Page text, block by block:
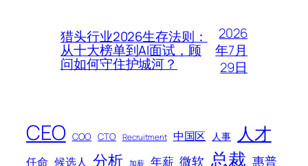
猎头行业2026生存法则：
从十大榜单到AI面试，顾
问如何守住护城河？
2026
年7月
29日
CEO COO CTO Recruitment 中国区 人事 人才
任命 候选人 分析 加薪 年薪 微软 总裁 惠普